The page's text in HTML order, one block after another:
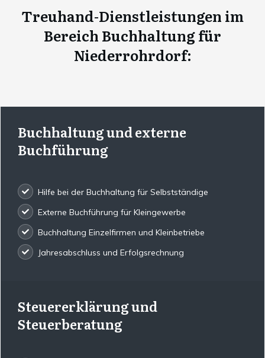
Treuhand-Dienstleistungen im
Bereich Buchhaltung für
Niederrohrdorf:
Buchhaltung und externe
Buchführung
Hilfe bei der Buchhaltung für Selbstständige
Externe Buchführung für Kleingewerbe
Buchhaltung Einzelfirmen und Kleinbetriebe
Jahresabschluss und Erfolgsrechnung
Steuererklärung und
Steuerberatung